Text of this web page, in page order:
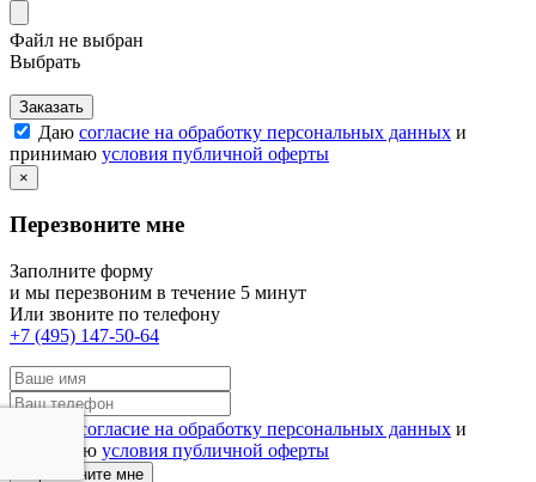
Файл не выбран
Выбрать
Заказать
Даю согласие на обработку персональных данных и
принимаю условия публичной оферты
×
Перезвоните мне
Заполните форму
и мы перезвоним в течение 5 минут
Или звоните по телефону
+7 (495) 147-50-64
согласие на обработку персональных данных и
принимаю условия публичной оферты
Перезвоните мне